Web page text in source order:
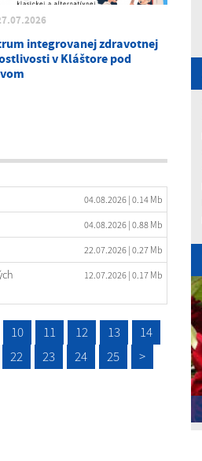
integrovanej zdravotnej
v Kláštore pod
04.08.2026 | 0.14 Mb
04.08.2026 | 0.88 Mb
22.07.2026 | 0.27 Mb
12.07.2026 | 0.17 Mb
10 11 12 13
14
22 23 24 25 >